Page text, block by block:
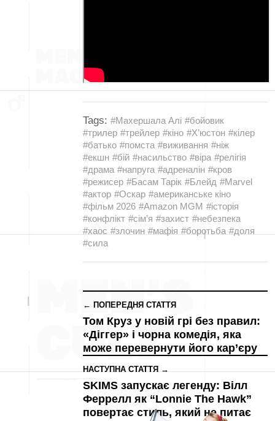
Tags: #Махершала Алі #бойовик
#трилер #трейлер #кіно #Х’юстон #кілер
#батько #помста #виживання #ніж
#екшн #бій #насильство #віра #релігія
#драма #напруга #адреналін #кров
#режисер #Басам Тарік #Блейд #Marvel
#актор #Оскар #американське кіно
#фільм 2026 #Amazon MGM #історія
#конфлікт #сім’я #захист #небезпека
#хаос #злочин #мафія #боротьба #доля
#сила
← ПОПЕРЕДНЯ СТАТТЯ
Том Круз у новій грі без правил:
«Діггер» і чорна комедія, яка
може перевернути його кар’єру
НАСТУПНА СТАТТЯ →
SKIMS запускає легенду: Вілл
Феррелл як “Lonnie The Hawk”
повертає стиль, який не питає